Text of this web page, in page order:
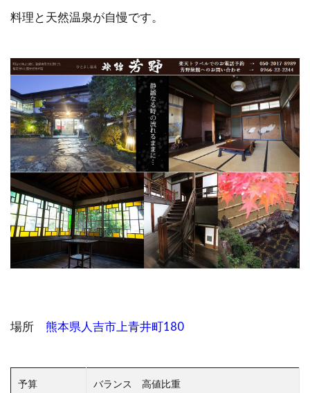
料理と天然温泉が自慢です。
場所 熊本県人吉市上青井町180
予算 バランス 高値比重